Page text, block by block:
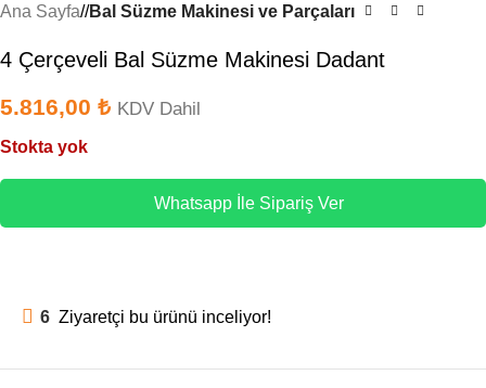
Ana Sayfa/ Bal Süzme Makinesi ve Parçaları
4 Çerçeveli Bal Süzme Makinesi Dadant
5.816,00 ₺ KDV Dahil
Stokta yok
Whatsapp İle Sipariş Ver
6 Ziyaretçi bu ürünü inceliyor!